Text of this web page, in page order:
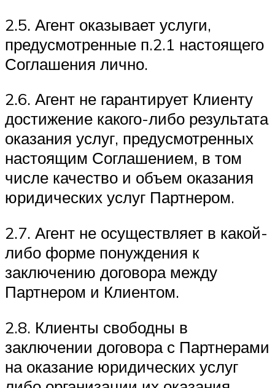
2.5. Агент оказывает услуги,
предусмотренные п.2.1 настоящего
Соглашения лично.
2.6. Агент не гарантирует Клиенту
достижение какого-либо результата
оказания услуг, предусмотренных
настоящим Соглашением, в том
числе качество и объем оказания
юридических услуг Партнером.
2.7. Агент не осуществляет в какой-
либо форме понуждения к
заключению договора между
Партнером и Клиентом.
2.8. Клиенты свободны в
заключении договора с Партнерами
на оказание юридических услуг